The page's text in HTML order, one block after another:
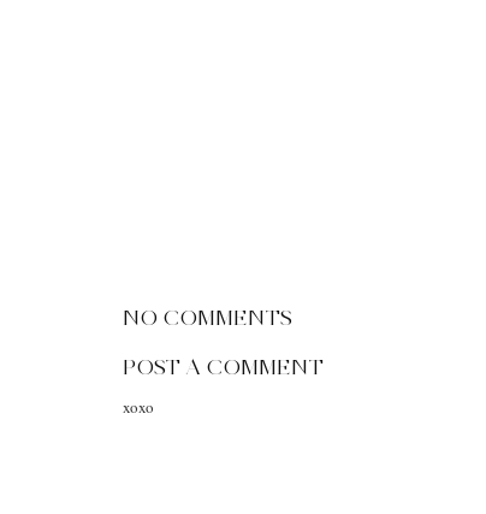
NO COMMENTS
POST A COMMENT
xoxo